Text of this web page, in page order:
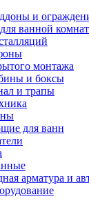
и
ванной
монтажа
и боксы
и трапы
для ванн
арматура и